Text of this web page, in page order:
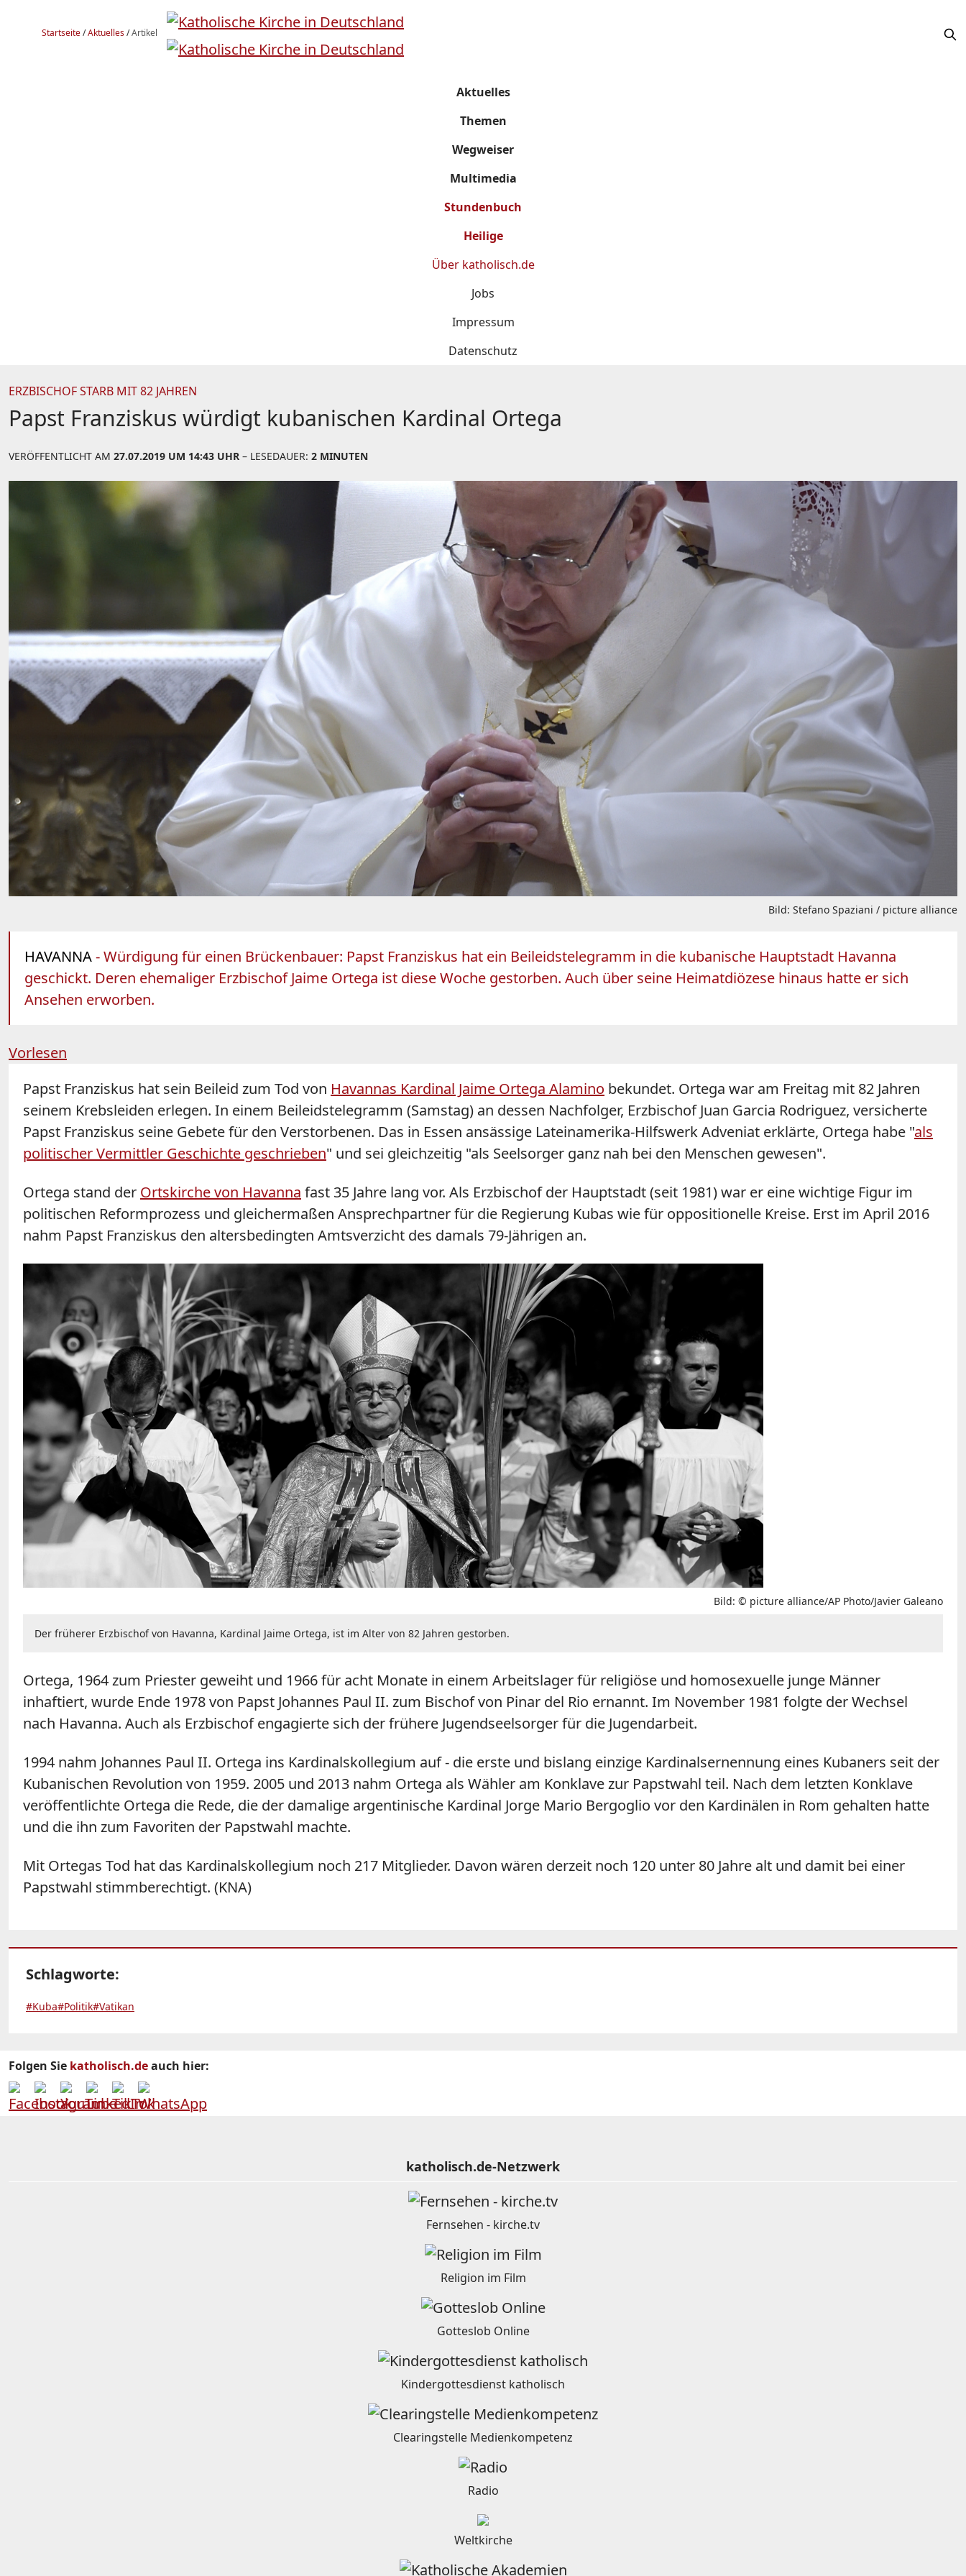
Startseite/Aktuelles/Artikel
Aktuelles
Themen
Wegweiser
Multimedia
Stundenbuch
Heilige
Über katholisch.de
Jobs
Impressum
Datenschutz
ERZBISCHOF STARB MIT 82 JAHREN
Papst Franziskus würdigt kubanischen Kardinal Ortega
VERÖFFENTLICHT AM 27.07.2019 UM 14:43 UHR – LESEDAUER: 2 MINUTEN
Bild: Stefano Spaziani / picture alliance
HAVANNA- Würdigung für einen Brückenbauer: Papst Franziskus hat ein Beileidstelegramm in die kubanische Hauptstadt Havanna
geschickt. Deren ehemaliger Erzbischof Jaime Ortega ist diese Woche gestorben. Auch über seine Heimatdiözese hinaus hatte er sich
Ansehen erworben.
Vorlesen
Papst Franziskus hat sein Beileid zum Tod von Havannas Kardinal Jaime Ortega Alamino bekundet. Ortega war am Freitag mit 82 Jahren
seinem Krebsleiden erlegen. In einem Beileidstelegramm (Samstag) an dessen Nachfolger, Erzbischof Juan Garcia Rodriguez, versicherte
Papst Franziskus seine Gebete für den Verstorbenen. Das in Essen ansässige Lateinamerika-Hilfswerk Adveniat erklärte, Ortega habe "als
politischer Vermittler Geschichte geschrieben" und sei gleichzeitig "als Seelsorger ganz nah bei den Menschen gewesen".
Ortega stand der Ortskirche von Havanna fast 35 Jahre lang vor. Als Erzbischof der Hauptstadt (seit 1981) war er eine wichtige Figur im
politischen Reformprozess und gleichermaßen Ansprechpartner für die Regierung Kubas wie für oppositionelle Kreise. Erst im April 2016
nahm Papst Franziskus den altersbedingten Amtsverzicht des damals 79-Jährigen an.
Bild: © picture alliance/AP Photo/Javier Galeano
Der früherer Erzbischof von Havanna, Kardinal Jaime Ortega, ist im Alter von 82 Jahren gestorben.
Ortega, 1964 zum Priester geweiht und 1966 für acht Monate in einem Arbeitslager für religiöse und homosexuelle junge Männer
inhaftiert, wurde Ende 1978 von Papst Johannes Paul II. zum Bischof von Pinar del Rio ernannt. Im November 1981 folgte der Wechsel
nach Havanna. Auch als Erzbischof engagierte sich der frühere Jugendseelsorger für die Jugendarbeit.
1994 nahm Johannes Paul II. Ortega ins Kardinalskollegium auf - die erste und bislang einzige Kardinalsernennung eines Kubaners seit der
Kubanischen Revolution von 1959. 2005 und 2013 nahm Ortega als Wähler am Konklave zur Papstwahl teil. Nach dem letzten Konklave
veröffentlichte Ortega die Rede, die der damalige argentinische Kardinal Jorge Mario Bergoglio vor den Kardinälen in Rom gehalten hatte
und die ihn zum Favoriten der Papstwahl machte.
Mit Ortegas Tod hat das Kardinalskollegium noch 217 Mitglieder. Davon wären derzeit noch 120 unter 80 Jahre alt und damit bei einer
Papstwahl stimmberechtigt. (KNA)
Schlagworte:
#Kuba#Politik#Vatikan
Folgen Sie katholisch.deauch hier:
katholisch.de-Netzwerk
Fernsehen - kirche.tv
Religion im Film
Gotteslob Online
Kindergottesdienst katholisch
Clearingstelle Medienkompetenz
Radio
Weltkirche